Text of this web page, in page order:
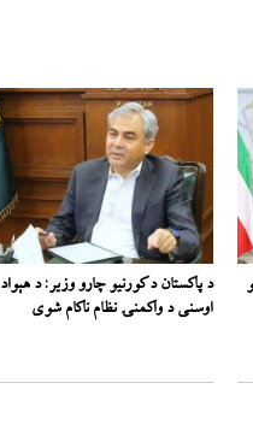
د پاکستان د کورنیو چارو وزیر: د هېواد
اوسنی د واکمنۍ نظام ناکام شوی